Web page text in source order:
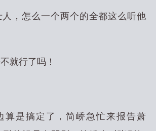
，怎么一个两个的全都这么听他
就行了吗！
算是搞定了，简峤急忙来报告萧